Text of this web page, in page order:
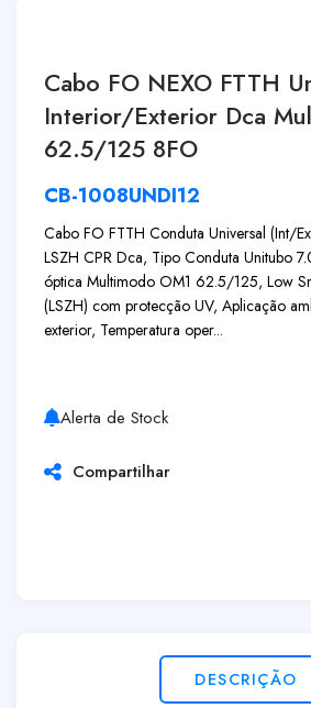
Cabo FO NEXO FTTH
Interior/Exterior Dca
62.5/125 8FO
CB-1008UNDI12
Cabo FO FTTH Conduta Universal (Int/
LSZH CPR Dca, Tipo Conduta Unitubo
óptica Multimodo OM1 62.5/125, Low
(LSZH) com protecção UV, Aplicação
exterior, Temperatura oper...
Alerta de Stock
Compartilhar
DESCRIÇÃO